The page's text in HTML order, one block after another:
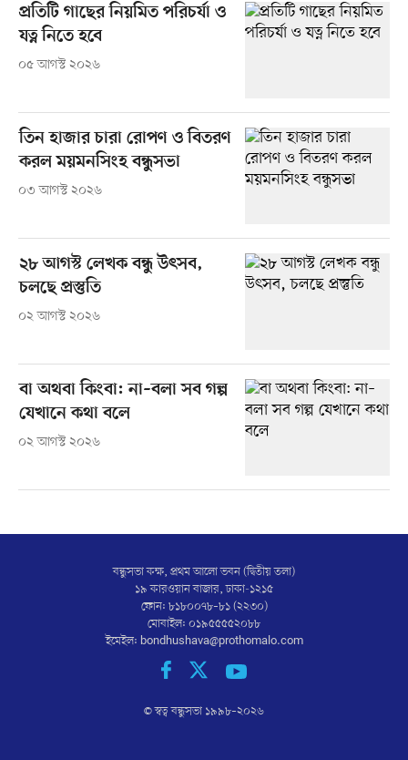
প্রতিটি গাছের নিয়মিত পরিচর্যা ও
যত্ন নিতে হবে
০৫ আগস্ট ২০২৬
তিন হাজার চারা রোপণ ও বিতরণ
করল ময়মনসিংহ বন্ধুসভা
০৩ আগস্ট ২০২৬
২৮ আগস্ট লেখক বন্ধু উৎসব,
চলছে প্রস্তুতি
০২ আগস্ট ২০২৬
বা অথবা কিংবা: না–বলা সব গল্প
যেখানে কথা বলে
০২ আগস্ট ২০২৬
বন্ধুসভা কক্ষ, প্রথম আলো ভবন (দ্বিতীয় তলা)
১৯ কারওয়ান বাজার, ঢাকা-১২১৫
ফোন: ৮১৮০০৭৮–৮১ (২২৩০)
মোবাইল: ০১৯৫৫৫৫২০৮৮
ইমেইল: bondhushava@prothomalo.com
© স্বত্ব বন্ধুসভা ১৯৯৮–২০২৬